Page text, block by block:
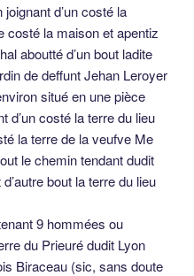
d’un costé la
costé la maison et apentiz
aboutté d’un bout ladite
de deffunt Jehan Leroyer
situé en une pièce
d’un costé la terre du lieu
la terre de la veufve Me
le chemin tendant dudit
bout la terre du lieu
9 hommées ou
du Prieuré dudit Lyon
Biraceau (sic, sans doute